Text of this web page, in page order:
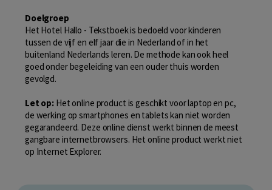
Doelgroep
Het Hotel Hallo - Tekstboek is bedoeld voor kinderen
tussen de vijf en elf jaar die in Nederland of in het
buitenland Nederlands leren. De methode kan ook heel
goed onder begeleiding van een ouder thuis worden
gevolgd.
Let op: Het online product is geschikt voor laptop en pc,
de werking op smartphones en tablets kan niet worden
gegarandeerd. Deze online dienst werkt binnen de meest
gangbare internetbrowsers. Het online product werkt niet
op Internet Explorer.